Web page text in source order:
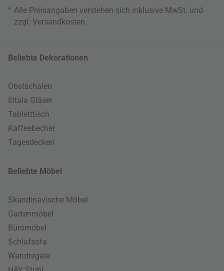
* Alle Preisangaben verstehen sich inklusive MwSt. und
zzgl. Versandkosten
Beliebte Dekorationen
Obstschalen
Iittala Gläser
Tabletttisch
Kaffeebecher
Tagesdecken
Beliebte Möbel
Skandinavische Möbel
Gartenmöbel
Büromöbel
Schlafsofa
Wandregale